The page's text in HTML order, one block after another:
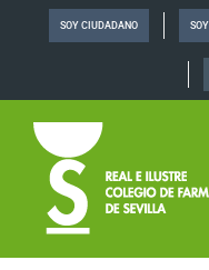
SOY CIUDADANO